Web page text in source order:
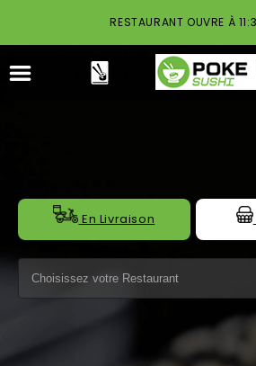
RESTAURANT OUVRE À
ACCUEIL
LA CARTE
En Livraison